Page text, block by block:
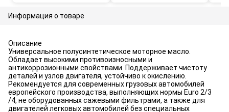
Информация о товаре
Описание
Универсальное полусинтетическое моторное масло.
Обладает высокими противоизносными и
антикоррозионными свойствами. Поддерживает чистоту
деталей и узлов двигателя, устойчиво к окислению.
Рекомендуется для современных грузовых автомобилей
европейского производства, выполняющих нормы Euro 2/3
/4, не оборудованных сажевыми фильтрами, а также для
двигателей легковых автомобилей без специальных